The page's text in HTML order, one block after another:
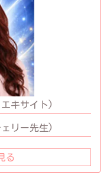
エキサイト)
リー先生)
る